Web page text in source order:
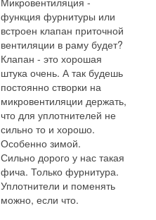
функция фурнитуры или
встроен клапан приточной
вентиляции в раму будет?
Клапан - это хорошая
штука очень. А так будешь
постоянно створки на
микровентиляции держать,
что для уплотнителей не
сильно то и хорошо.
Особенно зимой.
Сильно дорого у нас такая
фича. Только фурнитура.
Уплотнители и поменять
можно, если что.